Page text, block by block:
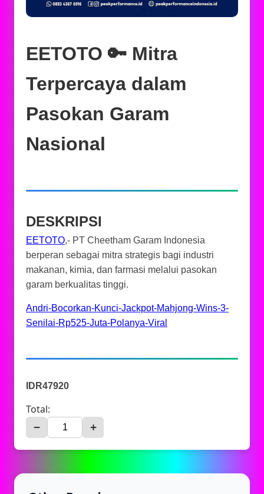
EETOTO 🔑 Mitra
Terpercaya dalam
Pasokan Garam
Nasional
DESKRIPSI
EETOTO,- PT Cheetham Garam Indonesia
berperan sebagai mitra strategis bagi industri
makanan, kimia, dan farmasi melalui pasokan
garam berkualitas tinggi.
Andri-Bocorkan-Kunci-Jackpot-Mahjong-Wins-3-
Senilai-Rp525-Juta-Polanya-Viral
IDR47920
Total:
− +